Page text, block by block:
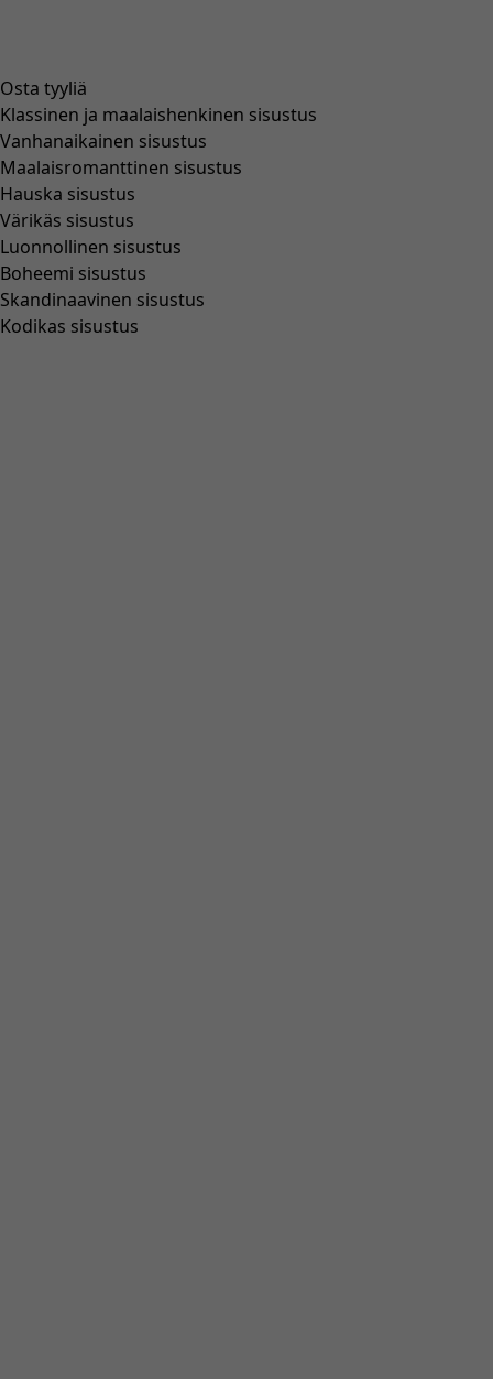
Osta tyyliä
Klassinen ja maalaishenkinen sisustus
Vanhanaikainen sisustus
Maalaisromanttinen sisustus
Hauska sisustus
Värikäs sisustus
Luonnollinen sisustus
Boheemi sisustus
Skandinaavinen sisustus
Kodikas sisustus